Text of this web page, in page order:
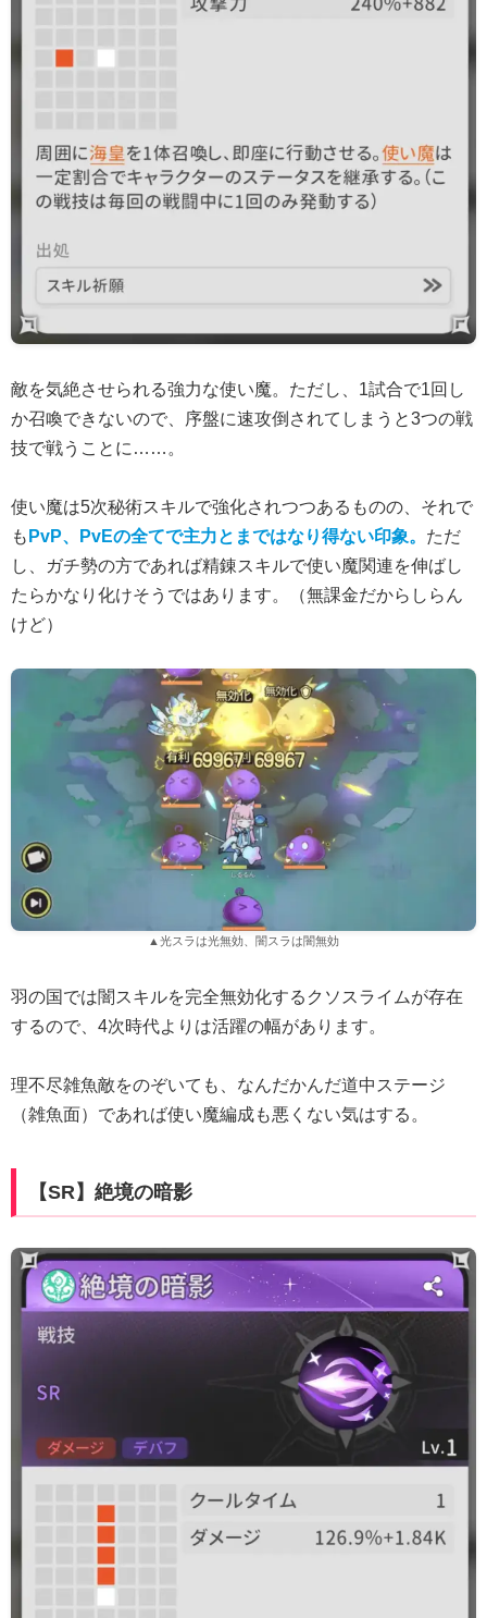
敵を気絶させられる強力な使い魔。ただし、1試合で1回し
か召喚できないので、序盤に速攻倒されてしまうと3つの戦
技で戦うことに……。
使い魔は5次秘術スキルで強化されつつあるものの、それで
も PvP、PvEの全てで主力とまではなり得ない印象。 ただ
し、ガチ勢の方であれば精錬スキルで使い魔関連を伸ばし
たらかなり化けそうではあります。（無課金だからしらん
けど）
▲光スラは光無効、闇スラは闇無効
羽の国では闇スキルを完全無効化するクソスライムが存在
するので、4次時代よりは活躍の幅があります。
理不尽雑魚敵をのぞいても、なんだかんだ道中ステージ
（雑魚面）であれば使い魔編成も悪くない気はする。
【SR】絶境の暗影